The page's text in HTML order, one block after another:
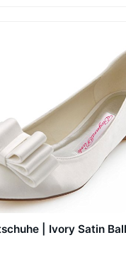
| Ivory Satin